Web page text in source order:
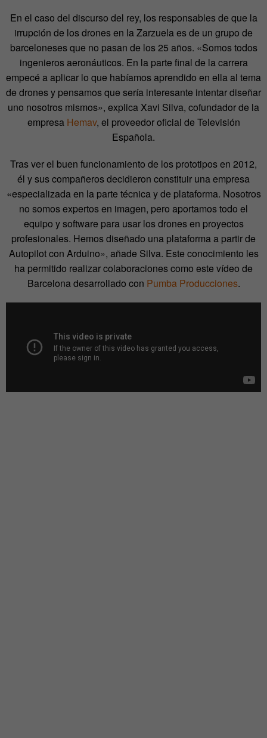
En el caso del discurso del rey, los responsables de que la
irrupción de los drones en la Zarzuela es de un grupo de
barceloneses que no pasan de los 25 años. «Somos todos
ingenieros aeronáuticos. En la parte final de la carrera
empecé a aplicar lo que habíamos aprendido en ella al tema
de drones y pensamos que sería interesante intentar diseñar
uno nosotros mismos», explica Xavi Silva, cofundador de la
empresa Hemav, el proveedor oficial de Televisión
Española.
Tras ver el buen funcionamiento de los prototipos en 2012,
él y sus compañeros decidieron constituir una empresa
«especializada en la parte técnica y de plataforma. Nosotros
no somos expertos en imagen, pero aportamos todo el
equipo y software para usar los drones en proyectos
profesionales. Hemos diseñado una plataforma a partir de
Autopilot con Arduino», añade Silva. Este conocimiento les
ha permitido realizar colaboraciones como este vídeo de
Barcelona desarrollado con Pumba Producciones.